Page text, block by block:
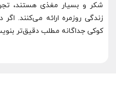
شکر و بسیار مغذی هستند،
زندگی روزمره ارائه می‌کنند.
کوکی جداگانه مطلب دقیق‌تر